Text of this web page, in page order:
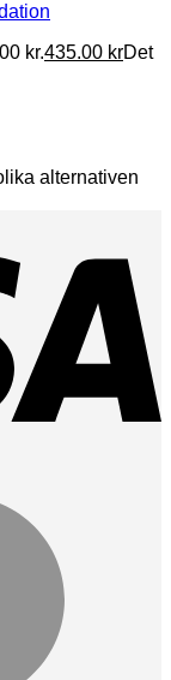
kr.435.00 krDet
alternativen